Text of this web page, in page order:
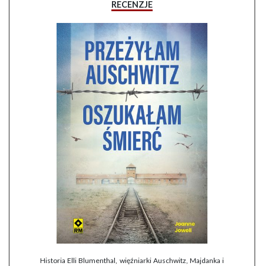
RECENZJE
Historia Elli Blumenthal, więźniarki Auschwitz, Majdanka i